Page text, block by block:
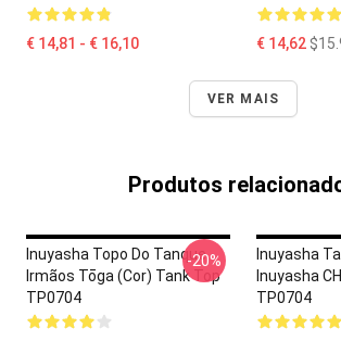
€ 14,81 - € 16,10 € 14,62
VER MAIS
Produtos
Inuyasha Topo Do Tanque -
Irmãos Tōga (cor) Tank Top
TP0704
-20%
Inuyasha
Inuyasha
TP0704